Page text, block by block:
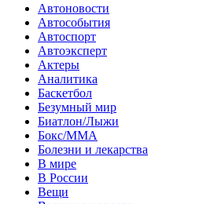
Автоновости
Автособытия
Автоспорт
Автоэксперт
Актеры
Аналитика
Баскетбол
Безумный мир
Биатлон/Лыжи
Бокс/MMA
Болезни и лекарства
В мире
В России
Вещи